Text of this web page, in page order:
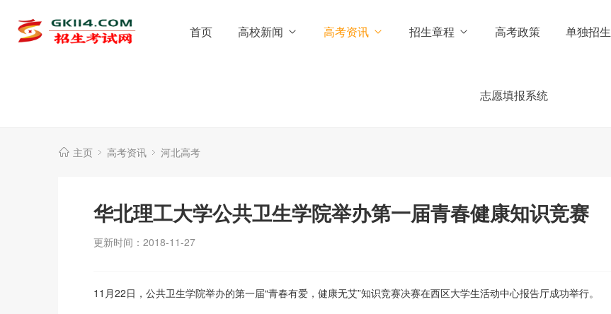
首页 高校新闻 高考资讯 招生章程 高考政策 单独招生
志愿填报系统
主页 高考资讯 河北高考
华北理工大学公共卫生学院举办第一届青春健康知识竞赛
更新时间：2018-11-27
11月22日，公共卫生学院举办的第一届“青春有爱，健康无艾”知识竞赛决赛在西区大学生活动中心报告厅成功举行。